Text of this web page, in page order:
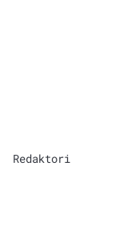
Redaktori